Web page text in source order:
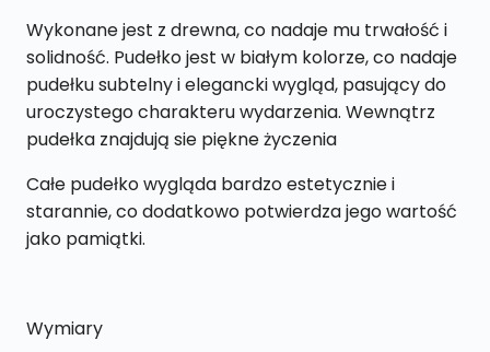
Wykonane jest z drewna, co nadaje mu trwałość i
solidność. Pudełko jest w białym kolorze, co nadaje
pudełku subtelny i elegancki wygląd, pasujący do
uroczystego charakteru wydarzenia. Wewnątrz
pudełka znajdują sie piękne życzenia
Całe pudełko wygląda bardzo estetycznie i
starannie, co dodatkowo potwierdza jego wartość
jako pamiątki.
Wymiary